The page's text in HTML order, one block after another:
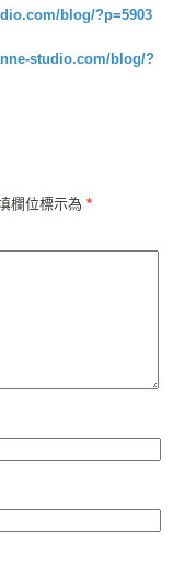
blog/?p=5903
studio.com/blog/?
欄位標示為 *